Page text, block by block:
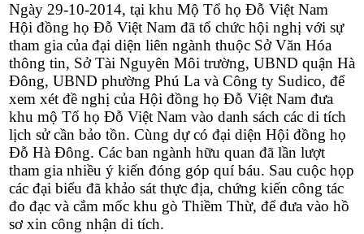
Ngày 29-10-2014, tại khu Mộ Tổ họ Đỗ Việt Nam
Hội đồng họ Đỗ Việt Nam đã tổ chức hội nghị với sự
tham gia của đại diện liên ngành thuộc Sở Văn Hóa
thông tin, Sở Tài Nguyên Môi trường, UBND quận Hà
Đông, UBND phường Phú La và Công ty Sudico, để
xem xét đề nghị của Hội đồng họ Đỗ Việt Nam đưa
khu mộ Tổ họ Đỗ Việt Nam vào danh sách các di tích
lịch sử cần bảo tồn. Cùng dự có đại diện Hội đồng họ
Đỗ Hà Đông. Các ban ngành hữu quan đã lần lượt
tham gia nhiều ý kiến đóng góp quí báu. Sau cuộc họp
các đại biểu đã khảo sát thực địa, chứng kiến công tác
đo đạc và cắm mốc khu gò Thiềm Thừ, để đưa vào hồ
sơ xin công nhận di tích.